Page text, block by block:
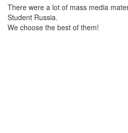
There were a lot of mass media
Student Russia.
We choose the best of them!